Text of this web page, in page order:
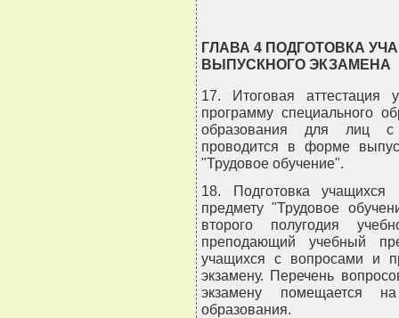
ГЛАВА 4 ПОДГОТОВКА
ВЫПУСКНОГО ЭКЗАМЕНА
17. Итоговая аттестация
программу специального
образования для лиц с
проводится в форме
"Трудовое обучение".
18. Подготовка
предмету "Трудовое
второго полугодия
преподающий учебный
учащихся с вопросами и
экзамену. Перечень
экзамену помещается
образования.